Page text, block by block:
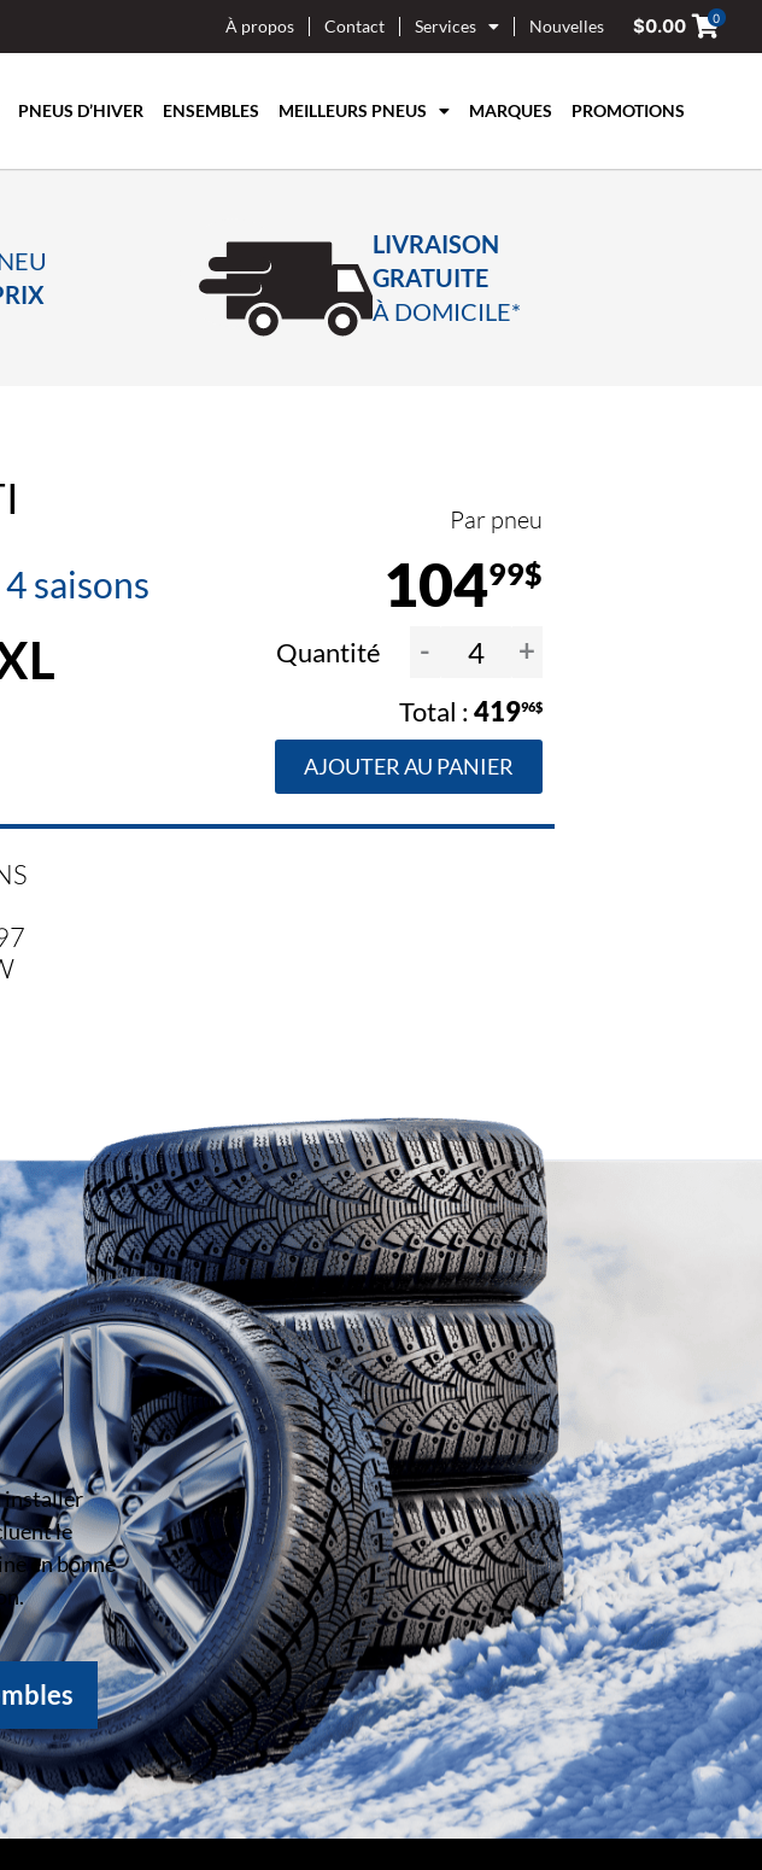
À propos Contact Services Nouvelles $0.00 0
PNEUS D’HIVER ENSEMBLES MEILLEURS PNEUS MARQUES PROMOTIONS
LIVRAISON
GRATUITE
À DOMICILE*
saisons
Par pneu
10499$
Quantité - +
41996$
AJOUTER AU PANIER
installer
le
en bonne